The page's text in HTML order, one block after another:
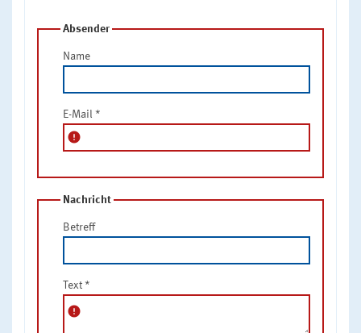
Absender
Name
E-Mail *
error
Nachricht
Betreff
Text *
error